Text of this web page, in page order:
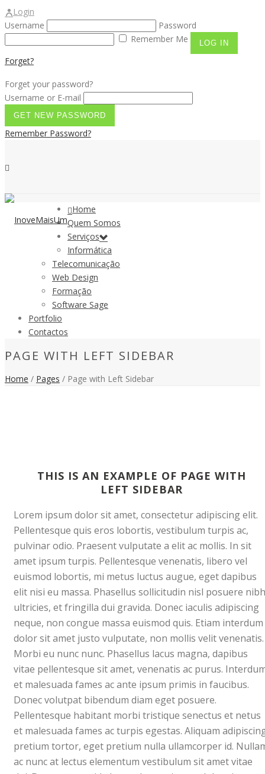
Login
Username
Password
Remember Me
Forget?
Forget your password?
Username or E-mail
Remember Password?
Home
Quem Somos
Serviços
Informática
Telecomunicação
Web Design
Formação
Software Sage
Portfolio
Contactos
PAGE WITH LEFT SIDEBAR
Home / Pages / Page with Left Sidebar
THIS IS AN EXAMPLE OF PAGE WITH
LEFT SIDEBAR
Lorem ipsum dolor sit amet, consectetur adipiscing elit.
Pellentesque quis eros lobortis, vestibulum turpis ac,
pulvinar odio. Praesent vulputate a elit ac mollis. In sit
amet ipsum turpis. Pellentesque venenatis, libero vel
euismod lobortis, mi metus luctus augue, eget dapibus
elit nisi eu massa. Phasellus sollicitudin nisl posuere nibh
ultricies, et fringilla dui gravida. Donec iaculis adipiscing
neque, non congue massa euismod quis. Etiam interdum
dolor sit amet justo vulputate, non mollis velit venenatis.
Morbi eu nunc nunc. Phasellus lacus magna, dapibus
vitae pellentesque sit amet, venenatis ac purus.
et malesuada fames ac ante ipsum primis in faucibus.
Donec volutpat bibendum diam eget posuere.
Pellentesque habitant morbi tristique senectus et netus
et malesuada fames ac turpis egestas. Aliquam
pretium tortor, eget pretium nulla ullamcorper id.
ac nunc at lectus elementum vestibulum sit amet vitae